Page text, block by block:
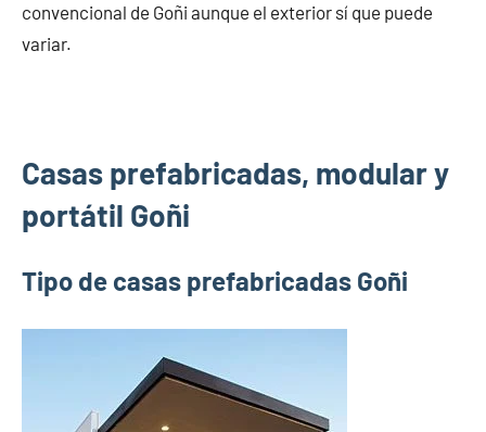
convencional de Goñi aunque el exterior sí que puede
variar.
Casas prefabricadas, modular y
portátil Goñi
Tipo de casas prefabricadas Goñi